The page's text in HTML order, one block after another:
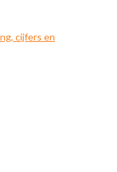
cijfers en